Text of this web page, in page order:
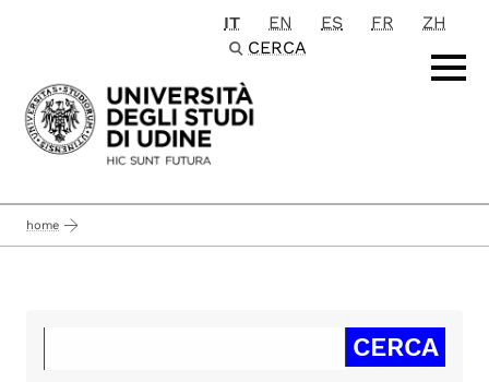
Passa al contenuto principale
IT EN ES FR
ZH
CERCA
home